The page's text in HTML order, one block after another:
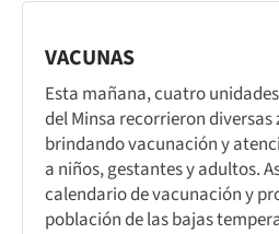
VACUNAS
Esta mañana, cuatro
del Minsa recorrieron diversas
brindando vacunación y
a niños, gestantes y adultos.
calendario de vacunación y
población de las bajas